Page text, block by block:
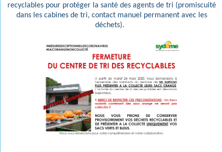
recyclables pour protéger la santé des agents de tri (promiscuité
dans les cabines de tri, contact manuel permanent avec les
déchets).